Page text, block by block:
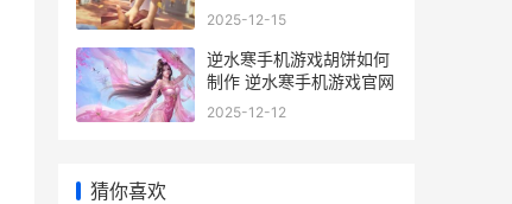
怎么样
2025-12-15
逆水寒手机游戏胡饼如何
制作 逆水寒手机游戏官网
2025-12-12
猜你喜欢